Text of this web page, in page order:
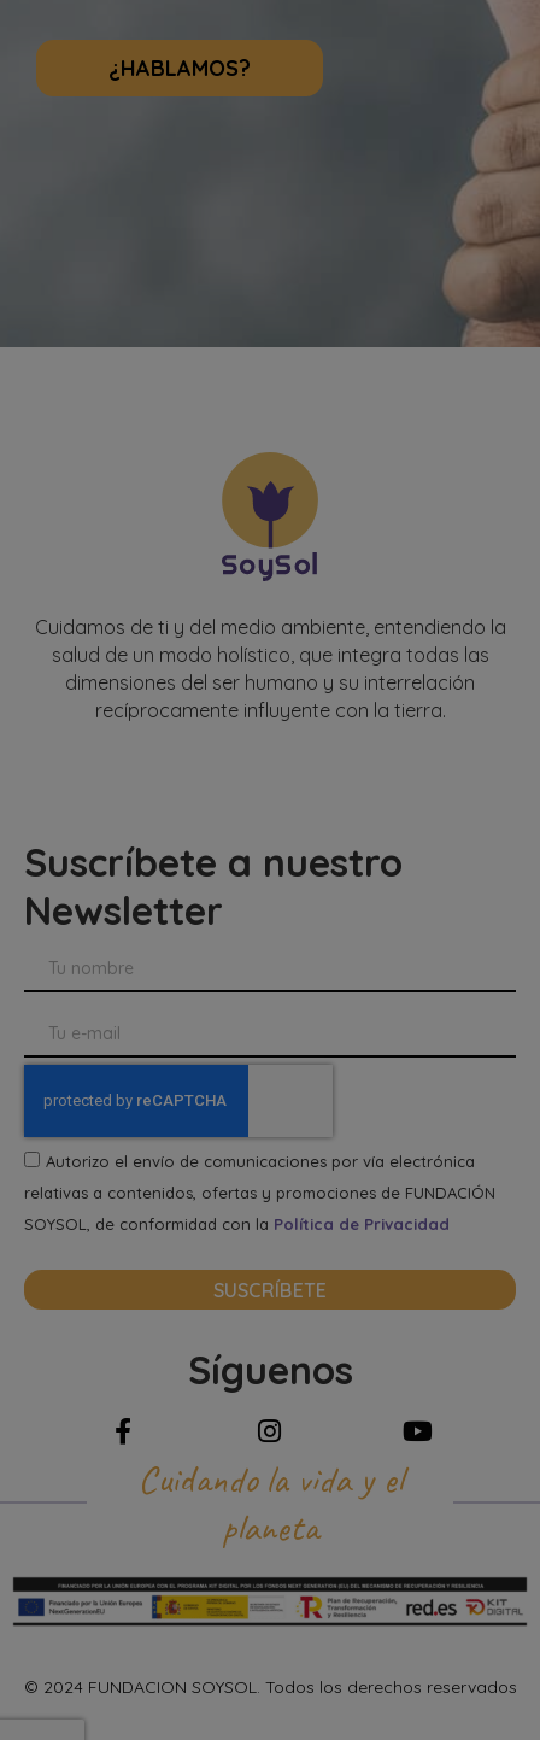
¿HABLAMOS?
Cuidamos de ti y del medio ambiente, entendiendo la
salud de un modo holístico, que integra todas las
dimensiones del ser humano y su interrelación
recíprocamente influyente con la tierra.
Suscríbete a nuestro
Newsletter
Autorizo el envío de comunicaciones por vía electrónica
relativas a contenidos, ofertas y promociones de FUNDACIÓN
SOYSOL, de conformidad con la Política de Privacidad
SUSCRÍBETE
Síguenos
Cuidando la vida y el
planeta
© 2024 FUNDACION SOYSOL. Todos los derechos reservados